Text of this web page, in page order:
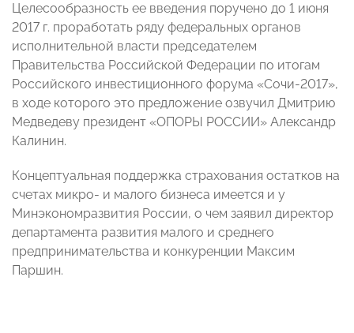
Целесообразность ее введения поручено до 1 июня
2017 г. проработать ряду федеральных органов
исполнительной власти председателем
Правительства Российской Федерации по итогам
Российского инвестиционного форума «Сочи-2017»,
в ходе которого это предложение озвучил Дмитрию
Медведеву президент «ОПОРЫ РОССИИ» Александр
Калинин.
Концептуальная поддержка страхования остатков на
счетах микро- и малого бизнеса имеется и у
Минэкономразвития России, о чем заявил директор
департамента развития малого и среднего
предпринимательства и конкуренции Максим
Паршин.